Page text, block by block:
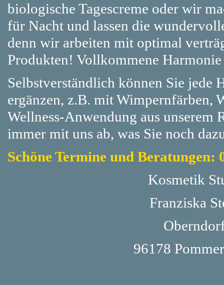
biologische Tagescreme oder wir
für Nacht und lassen die
denn wir arbeiten mit optimal
Produkten! Vollkommene
Selbstverständlich können Sie jede
ergänzen, z.B. mit Wimpernfärben,
Wellness-Anwendung aus unserem
immer mit uns ab, was Sie noch
Schöne Termine und Beratungen:
Kosmetik
Franziska
96178